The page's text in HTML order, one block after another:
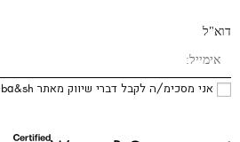
דוא"ל
אני מסכימ/ה לקבל דברי שיווק מאתר ba&sh בהתאם